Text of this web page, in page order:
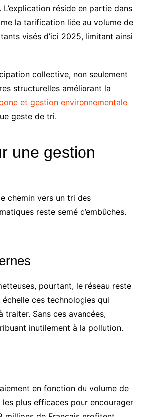
réside en partie dans
la tarification liée au volume de
visés d’ici 2025, limitant ainsi
collective, non seulement
structurelles améliorant la
et gestion environnementale
geste de tri.
une gestion
chemin vers un tri des
reste semé d’embûches.
pourtant, le réseau reste
ces technologies qui
Sans ces avancées,
inutilement à la pollution.
en fonction du volume de
plus efficaces pour encourager